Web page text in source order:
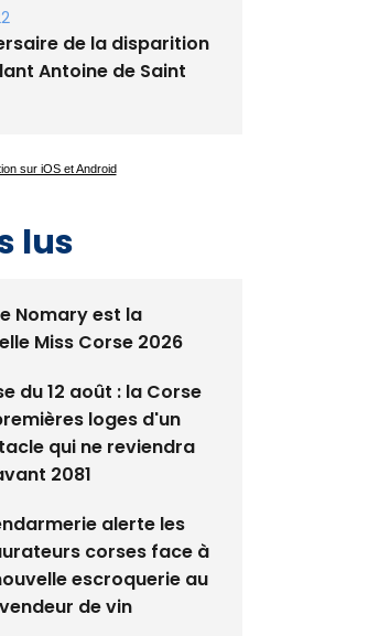
de la disparition
Antoine de Saint
lus
Nomary est la
Miss Corse 2026
du 12 août : la Corse
loges d'un
qui ne reviendra
2081
alerte les
corses face à
escroquerie au
de vin